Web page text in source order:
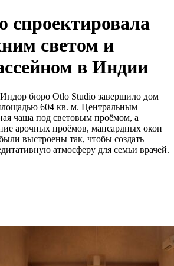
спроектировала
светом и
в Индии
бюро Otlo Studio завершило дом
604 кв. м. Центральным
чаша под световым проёмом, а
арочных проёмов, мансардных окон
выстроены так, чтобы создать
атмосферу для семьи врачей.